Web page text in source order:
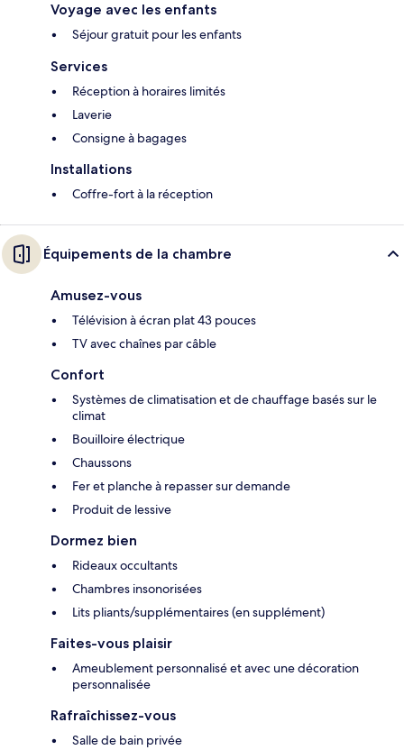
Voyage avec les enfants
Séjour gratuit pour les enfants
Services
Réception à horaires limités
Laverie
Consigne à bagages
Installations
Coffre-fort à la réception
Équipements de la chambre
Amusez-vous
Télévision à écran plat 43 pouces
TV avec chaînes par câble
Confort
Systèmes de climatisation et de chauffage basés sur le
climat
Bouilloire électrique
Chaussons
Fer et planche à repasser sur demande
Produit de lessive
Dormez bien
Rideaux occultants
Chambres insonorisées
Lits pliants/supplémentaires (en supplément)
Faites-vous plaisir
Ameublement personnalisé et avec une décoration
personnalisée
Rafraîchissez-vous
Salle de bain privée